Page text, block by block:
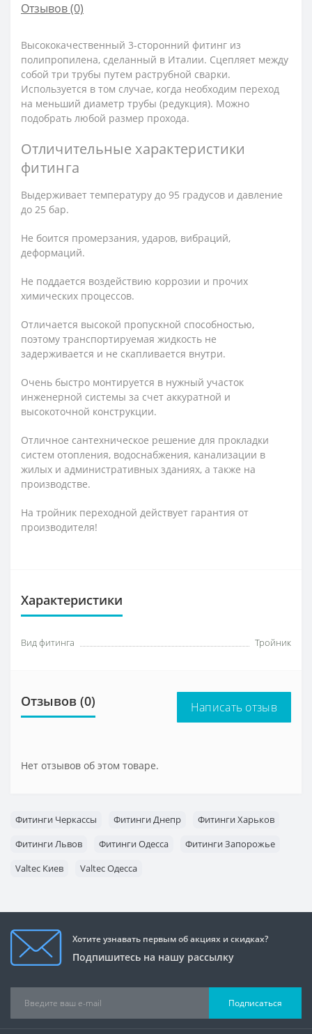
Отзывов (0)
Высококачественный 3-сторонний фитинг из
полипропилена, сделанный в Италии. Сцепляет между
собой три трубы путем раструбной сварки.
Используется в том случае, когда необходим переход
на меньший диаметр трубы (редукция). Можно
подобрать любой размер прохода.
Отличительные характеристики
фитинга
Выдерживает температуру до 95 градусов и давление
до 25 бар.
Не боится промерзания, ударов, вибраций,
деформаций.
Не поддается воздействию коррозии и прочих
химических процессов.
Отличается высокой пропускной способностью,
поэтому транспортируемая жидкость не
задерживается и не скапливается внутри.
Очень быстро монтируется в нужный участок
инженерной системы за счет аккуратной и
высокоточной конструкции.
Отличное сантехническое решение для прокладки
систем отопления, водоснабжения, канализации в
жилых и административных зданиях, а также на
производстве.
На тройник переходной действует гарантия от
производителя!
Характеристики
Вид фитинга Тройник
Отзывов (0) Написать отзыв
Нет отзывов об этом товаре.
Фитинги Черкассы Фитинги Днепр
Фитинги Харьков
Фитинги Львов
Фитинги Одесса
Фитинги Запорожье
Valtec Киев
Valtec Одесса
Хотите узнавать первым об акциях и скидках?
Подпишитесь на нашу рассылку
Подписаться